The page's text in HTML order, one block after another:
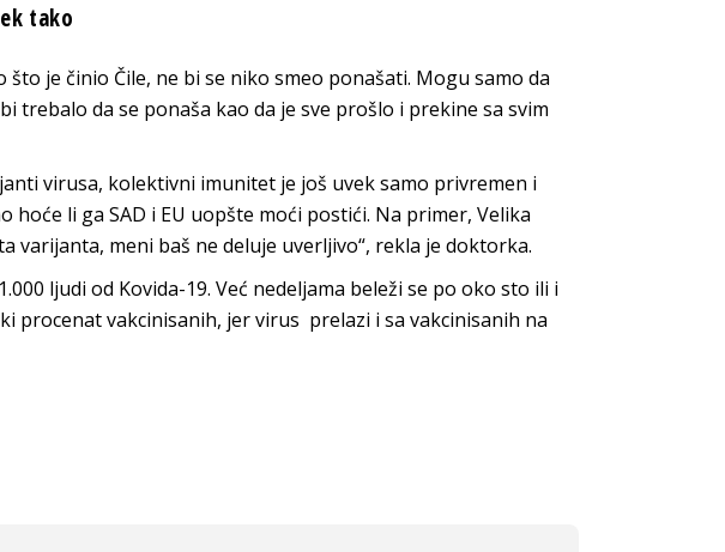
tako
je činio Čile, ne bi se niko smeo ponašati. Mogu samo da
trebalo da se ponaša kao da je sve prošlo i prekine sa svim
virusa, kolektivni imunitet je još uvek samo privremen i
hoće li ga SAD i EU uopšte moći postići. Na primer, Velika
varijanta, meni baš ne deluje uverljivo“, rekla je doktorka.
ljudi od Kovida-19. Već nedeljama beleži se po oko sto ili i
procenat vakcinisanih, jer virus prelazi i sa vakcinisanih na